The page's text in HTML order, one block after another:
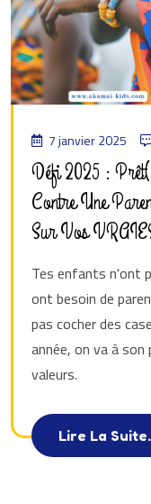
7 janvier 2025
Défi 2025 :
Contre Une
Sur Vos
Tes enfants n'ont
ont besoin de
pas cocher des
année, on va à
valeurs.
Lire La